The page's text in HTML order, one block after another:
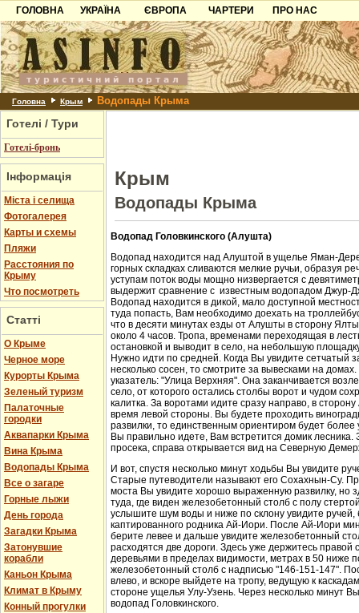
ГОЛОВНА
УКРАЇНА
Карпати
Азов
Причорноморря
Шацьк
ЄВРОПА
Чорногорія
Хорватія
Болгарія
Албанія
ЧАРТЕРИ
ПРО НАС
Контакти
Партнерам
Додати готель
Головна Крым Водопады Крыма
Готелі / Тури
Готелі-бронь
Інформація
Міста і селища
Фотогалерея
Карты и схемы
Пляжи
Расстояния по
Крыму
Что посмотреть
Статті
О Крыме
Черное море
Курорты Крыма
Зеленый туризм
Палаточные
городки
Аквапарки Крыма
Вина Крыма
Водопады Крыма
Все о загаре
Горные лыжи
День города
Загадки Крыма
Затонувшие
корабли
Каньон Крыма
Климат в Крыму
Конный прогулки
Крым
Водопады Крыма
Водопад Головкинского (Алушта)
Водопад находится над Алуштой в ущелье Яман-
горных складках сливаются мелкие ручьи, образуя
уступам поток воды мощно низвергается с
выдержит сравнение с известным водопадом Джур-
Водопад находится в дикой, мало доступной
туда попасть, Вам необходимо доехать на
что в десяти минутах езды от Алушты в сторону
около 4 часов. Тропа, временами переходящая в
остановкой и выводит в село, на небольшую
Нужно идти по средней. Когда Вы увидите сетчатый
несколько сосен, то смотрите за вывесками на
указатель: "Улица Верхняя". Она заканчивается
село, от которого остались столбы ворот и чудом
калитка. За воротами идите сразу направо, в
время левой стороны. Вы будете проходить
развилки, то единственным ориентиром будет более
Вы правильно идете, Вам встретится домик лесника.
просека, справа открывается вид на Северную
И вот, спустя несколько минут ходьбы Вы увидите
Старые путеводители называют его Сохахнын-Су.
моста Вы увидите хорошо выраженную развилку, но
туда, где виден железобетонный столб с полу
услышите шум воды и ниже по склону увидите
каптированного родника Ай-Иори. После Ай-Иори
берите левее и дальше увидите железобетонный
расходятся две дороги. Здесь уже держитесь правой
деревьями в пределах видимости, метрах в 50 ниже
железобетонный столб с надписью "146-151-147".
влево, и вскоре выйдете на тропу, ведущую к
стороне ущелья Улу-Узень. Через несколько минут
водопад Головкинского.